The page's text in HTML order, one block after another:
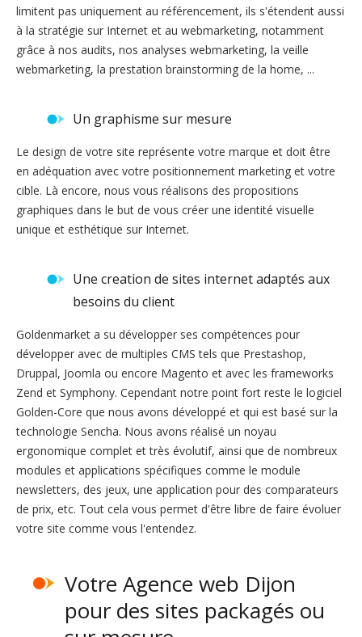
limitent pas uniquement au référencement, ils s'étendent aussi
à la stratégie sur Internet et au webmarketing, notamment
grâce à nos audits, nos analyses webmarketing, la veille
webmarketing, la prestation brainstorming de la home, ...
Un graphisme sur mesure
Le design de votre site représente votre marque et doit être
en adéquation avec votre positionnement marketing et votre
cible. Là encore, nous vous réalisons des propositions
graphiques dans le but de vous créer une identité visuelle
unique et esthétique sur Internet.
Une creation de sites internet adaptés aux
besoins du client
Goldenmarket a su développer ses compétences pour
développer avec de multiples CMS tels que Prestashop,
Druppal, Joomla ou encore Magento et avec les frameworks
Zend et Symphony. Cependant notre point fort reste le logiciel
Golden-Core que nous avons développé et qui est basé sur la
technologie Sencha. Nous avons réalisé un noyau
ergonomique complet et très évolutif, ainsi que de nombreux
modules et applications spécifiques comme le module
newsletters, des jeux, une application pour des comparateurs
de prix, etc. Tout cela vous permet d'être libre de faire évoluer
votre site comme vous l'entendez.
Votre Agence web Dijon
pour des sites packagés ou